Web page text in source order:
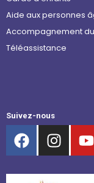
Aide aux personnes
Accompagnement
Téléassistance
Suivez-nous